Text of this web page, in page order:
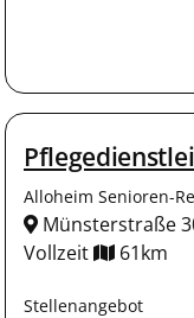
Alloheim Senioren-
Münsterstraße
Vollzeit
61km
Stellenangebot